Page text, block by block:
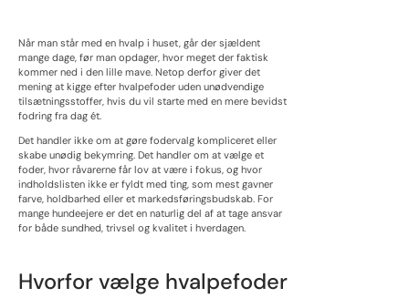
Når man står med en hvalp i huset, går der sjældent
mange dage, før man opdager, hvor meget der faktisk
kommer ned i den lille mave. Netop derfor giver det
mening at kigge efter hvalpefoder uden unødvendige
tilsætningsstoffer, hvis du vil starte med en mere bevidst
fodring fra dag ét.
Det handler ikke om at gøre fodervalg kompliceret eller
skabe unødig bekymring. Det handler om at vælge et
foder, hvor råvarerne får lov at være i fokus, og hvor
indholdslisten ikke er fyldt med ting, som mest gavner
farve, holdbarhed eller et markedsføringsbudskab. For
mange hundeejere er det en naturlig del af at tage ansvar
for både sundhed, trivsel og kvalitet i hverdagen.
Hvorfor vælge hvalpefoder